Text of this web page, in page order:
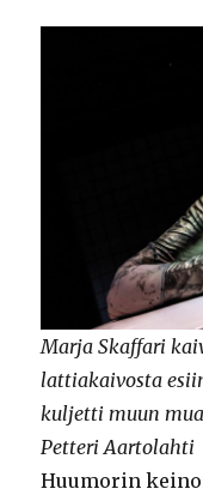
Marja Skaffari
lattiakaivosta
kuljetti muun
Petteri Aartolahti
Huumorin